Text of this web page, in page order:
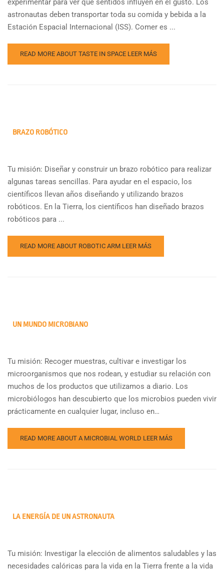
experimentar para ver qué sentidos influyen en el gusto. Los
astronautas deben transportar toda su comida y bebida a la
Estación Espacial Internacional (ISS). Comer es ...
READ MORE ABOUT TASTE IN SPACE LEER MÁS
BRAZO ROBÓTICO
Tu misión: Diseñar y construir un brazo robótico para realizar
algunas tareas sencillas. Para ayudar en el espacio, los
científicos llevan años diseñando y utilizando brazos
robóticos. En la Tierra, los científicos han diseñado brazos
robóticos para ...
READ MORE ABOUT ROBOTIC ARM LEER MÁS
UN MUNDO MICROBIANO
Tu misión: Recoger muestras, cultivar e investigar los
microorganismos que nos rodean, y estudiar su relación con
muchos de los productos que utilizamos a diario. Los
microbiólogos han descubierto que los microbios pueden vivir
prácticamente en cualquier lugar, incluso en…
READ MORE ABOUT A MICROBIAL WORLD LEER MÁS
LA ENERGÍA DE UN ASTRONAUTA
Tu misión: Investigar la elección de alimentos saludables y las
necesidades calóricas para la vida en la Tierra frente a la vida